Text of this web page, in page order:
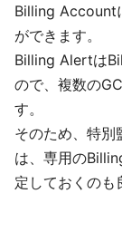
Billing Account
ができます。
Billing Alertは
ので、複数の
す。
そのため、特
は、専用の
定しておくのも